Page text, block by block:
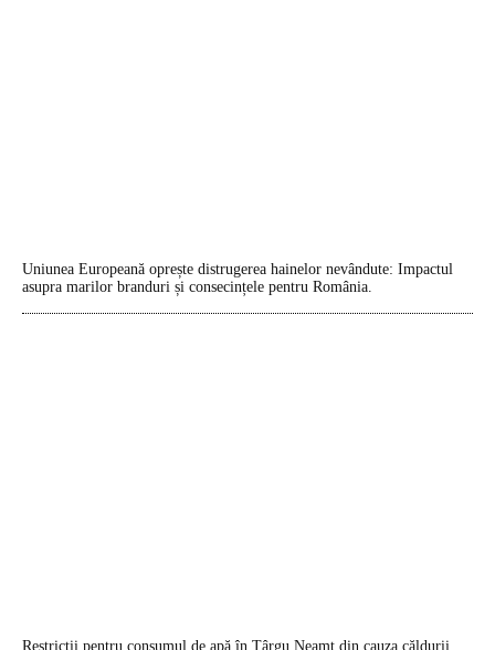
Uniunea Europeană oprește distrugerea hainelor nevândute: Impactul
asupra marilor branduri și consecințele pentru România.
Restricții pentru consumul de apă în Târgu Neamț din cauza căldurii